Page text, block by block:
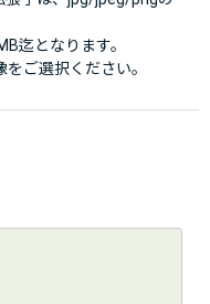
迄となります。
ご選択ください。